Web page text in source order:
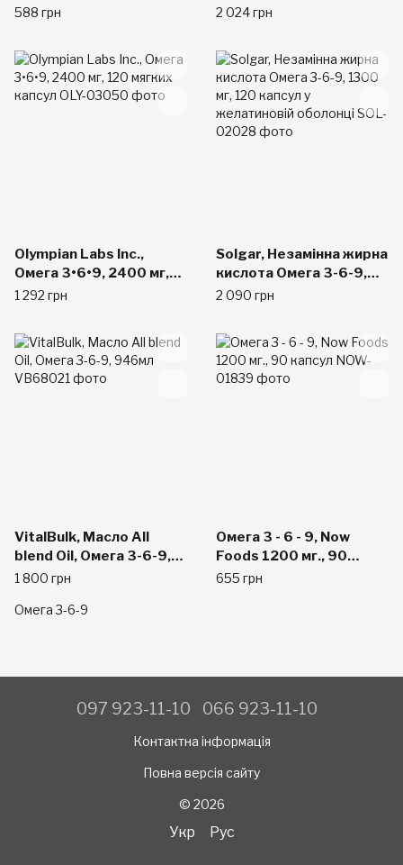
90 жувальних капсул
588 грн
прочность Мега 3/6/9,
лаймы, 180 капсул
2 024 грн
Olympian Labs Inc.,
Омега 3•6•9, 2400 мг,
120 мягких капсул
1 292 грн
Solgar, Незамінна жирна
кислота Омега 3-6-9,
1300 мг, 120 капсул у
2 090 грн
VitalBulk, Масло All
blend Oil, Омега 3-6-9,
946мл
1 800 грн
Омега 3 - 6 - 9, Now
Foods 1200 мг., 90
капсул
655 грн
Омега 3-6-9
097 923-11-10 066 923-11-10
Контактна інформація
Повна версія сайту
© 2026
Укр Рус